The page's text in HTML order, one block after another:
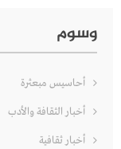
وسوم
أحاسيس مبعثرة
أخبار الثقافة والأدب
أخبار ثقافية